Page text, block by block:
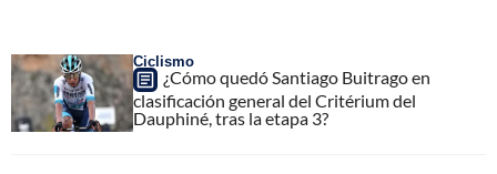
Ciclismo
¿Cómo quedó Santiago Buitrago en
clasificación general del Critérium del
Dauphiné, tras la etapa 3?